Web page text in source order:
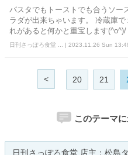
パスタでもトーストでも合うソー
ラダが出来ちゃいます。 冷蔵庫
れがあると何かと重宝します(^o^)/
日刊さっぽろ食堂 ... | 2023.11.26 Sun
< 20 21
このテーマ
日刊さっぽろ食堂 店主：松島